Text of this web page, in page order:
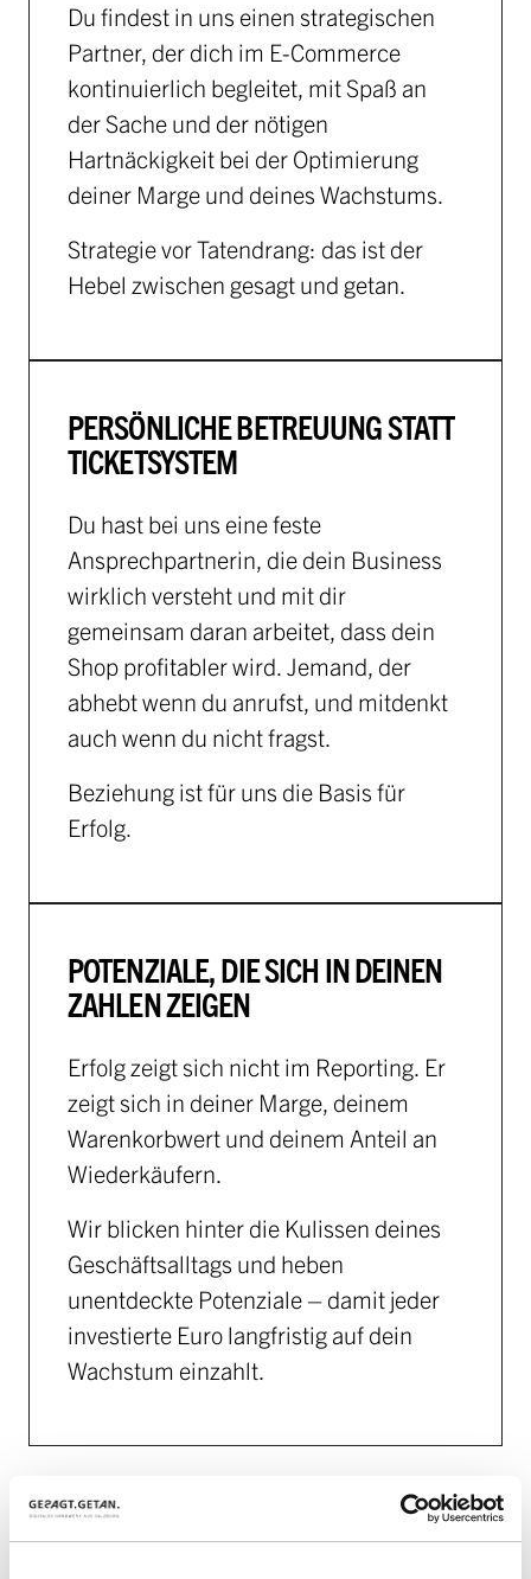
Du findest in uns einen strategischen
Partner, der dich im E-Commerce
kontinuierlich begleitet, mit Spaß an
der Sache und der nötigen
Hartnäckigkeit bei der Optimierung
deiner Marge und deines Wachstums.
Strategie vor Tatendrang: das ist der
Hebel zwischen gesagt und getan.
PERSÖNLICHE BETREUUNG STATT
TICKETSYSTEM
Du hast bei uns eine feste
Ansprechpartnerin, die dein Business
wirklich versteht und mit dir
gemeinsam daran arbeitet, dass dein
Shop profitabler wird. Jemand, der
abhebt wenn du anrufst, und mitdenkt
auch wenn du nicht fragst.
Beziehung ist für uns die Basis für
Erfolg.
POTENZIALE, DIE SICH IN DEINEN
ZAHLEN ZEIGEN
Erfolg zeigt sich nicht im Reporting. Er
zeigt sich in deiner Marge, deinem
Warenkorbwert und deinem Anteil an
Wiederkäufern.
Wir blicken hinter die Kulissen deines
Geschäftsalltags und heben
unentdeckte Potenziale – damit jeder
investierte Euro langfristig auf dein
Wachstum einzahlt.